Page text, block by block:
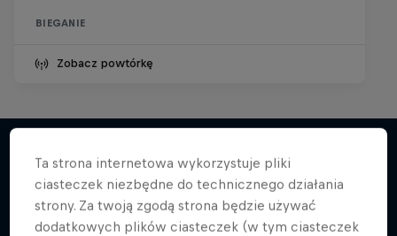
BIEGANIE
Zobacz powtórkę
Więcej podobnych
Ta strona internetowa wykorzystuje pliki
ciasteczek niezbędne do technicznego działania
strony. Za twoją zgodą strona będzie używać
dodatkowych plików ciasteczek (w tym ciasteczek